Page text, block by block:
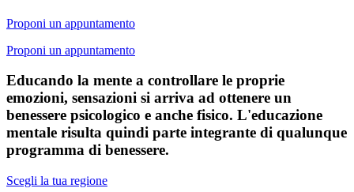
Proponi un appuntamento
Proponi un appuntamento
Educando la mente a controllare le proprie
emozioni, sensazioni si arriva ad ottenere un
benessere psicologico e anche fisico. L'educazione
mentale risulta quindi parte integrante di qualunque
programma di benessere.
Scegli la tua regione